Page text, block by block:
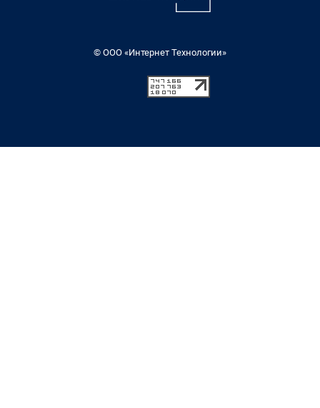
© ООО «Интернет Технологии»